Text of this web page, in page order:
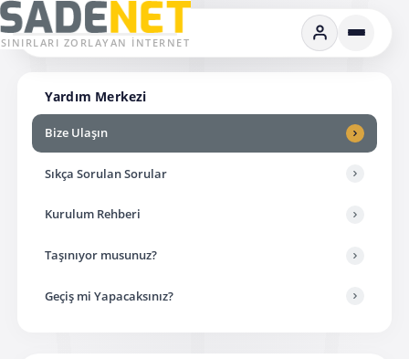
SINIRLARI ZORLAYAN İNTERNET
Yardım Merkezi
Bize Ulaşın
Sıkça Sorulan Sorular
Kurulum Rehberi
Taşınıyor musunuz?
Geçiş mi Yapacaksınız?